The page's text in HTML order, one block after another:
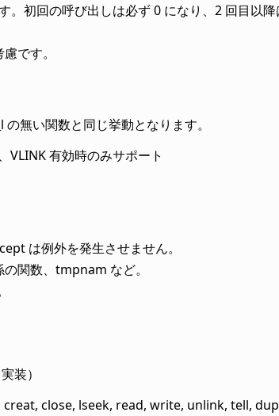
。初回の呼び出しは必ず 0 になり、2 回目以
です。
無い関数と同じ挙動となります。
VLINK 有効時のみサポート
は例外を発生させません。
関数、tmpnam など。
装）
close, lseek, read, write, unlink, tell,